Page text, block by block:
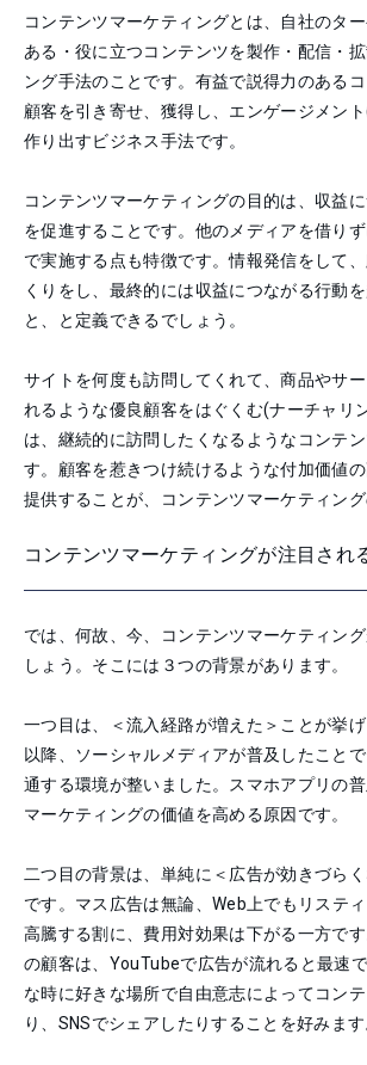
コンテンツマーケティングとは、自社のタ
ある・役に立つコンテンツを製作・配信・
ング手法のことです。有益で説得力のあるコ
顧客を引き寄せ、獲得し、エンゲージメン
作り出すビジネス手法です。
コンテンツマーケティングの目的は、収益
を促進することです。他のメディアを借り
で実施する点も特徴です。情報発信をして
くりをし、最終的には収益につながる行動
と、と定義できるでしょう。
サイトを何度も訪問してくれて、商品やサー
れるような優良顧客をはぐくむ(ナーチャリ
は、継続的に訪問したくなるようなコンテ
す。顧客を惹きつけ続けるような付加価値
提供することが、コンテンツマーケティング
コンテンツマーケティングが注目され
では、何故、今、コンテンツマーケティン
しょう。そこには３つの背景があります。
一つ目は、＜流入経路が増えた＞ことが挙
以降、ソーシャルメディアが普及したこと
通する環境が整いました。スマホアプリの
マーケティングの価値を高める原因です。
二つ目の背景は、単純に＜広告が効きづら
です。マス広告は無論、Web上でもリステ
高騰する割に、費用対効果は下がる一方で
の顧客は、YouTubeで広告が流れると最速
な時に好きな場所で自由意志によってコン
り、SNSでシェアしたりすることを好みます